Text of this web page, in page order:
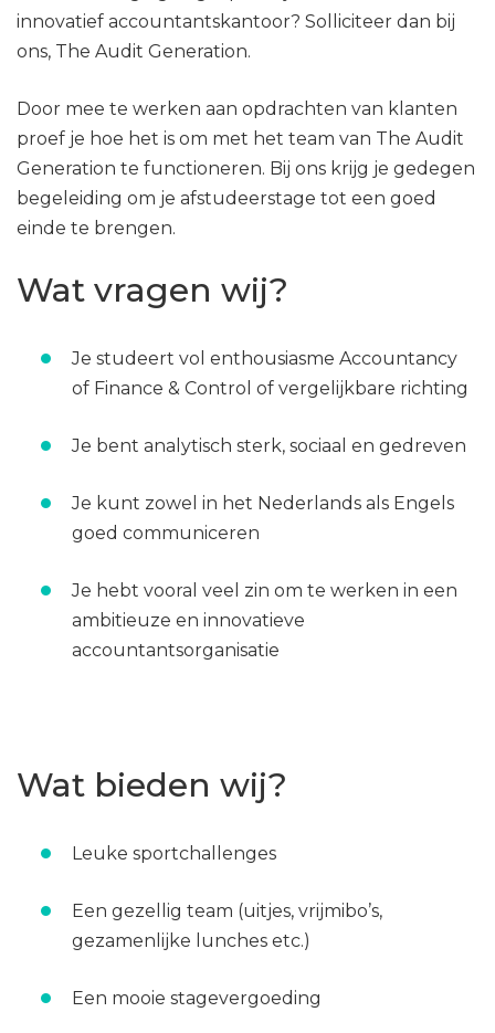
innovatief accountantskantoor? Solliciteer dan bij
ons, The Audit Generation.
Door mee te werken aan opdrachten van klanten
proef je hoe het is om met het team van The Audit
Generation te functioneren. Bij ons krijg je gedegen
begeleiding om je afstudeerstage tot een goed
einde te brengen.
Wat vragen wij?
Je studeert vol enthousiasme Accountancy
of Finance & Control of vergelijkbare richting
Je bent analytisch sterk, sociaal en gedreven
Je kunt zowel in het Nederlands als Engels
goed communiceren
Je hebt vooral veel zin om te werken in een
ambitieuze en innovatieve
accountantsorganisatie
Wat bieden wij?
Leuke sportchallenges
Een gezellig team (uitjes, vrijmibo’s,
gezamenlijke lunches etc.)
Een mooie stagevergoeding